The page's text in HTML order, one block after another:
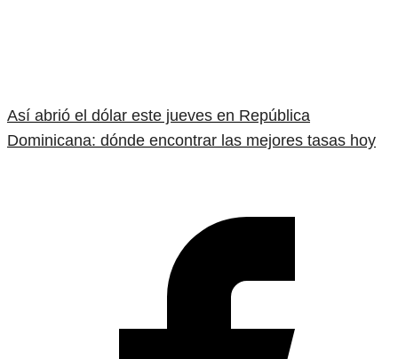
Así abrió el dólar este jueves en República
Dominicana: dónde encontrar las mejores tasas hoy